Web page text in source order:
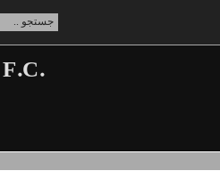
F.C.